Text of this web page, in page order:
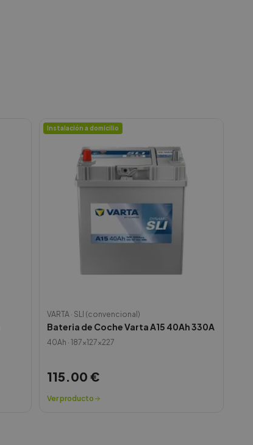
Instalación a domicilio
VARTA · SLI (convencional)
Bateria de Coche Varta A15 40Ah 330A
40Ah · 187x127x227
115.00 €
Ver producto